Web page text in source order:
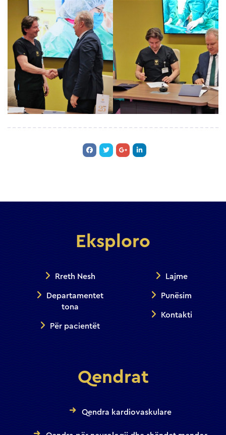
Eksploro
Rreth Nesh
Departamentet
tona
Për pacientët
Lajme
Punësim
Kontakti
Qendrat
Qendra kardiovaskulare